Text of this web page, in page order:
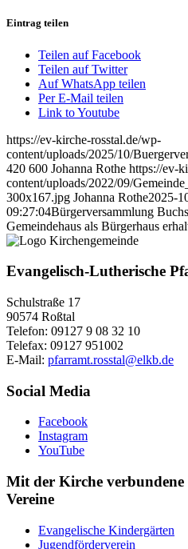
Eintrag teilen
Teilen auf Facebook
Teilen auf Twitter
Auf WhatsApp teilen
Per E-Mail teilen
Link to Youtube
https://ev-kirche-rosstal.de/wp-
content/uploads/2025/10/
420 600 Johanna Rothe https://ev-
content/uploads/2022/09/
300x167.jpg Johanna Rothe2025-
09:27:04Bürgerversammlung
Gemeindehaus als Bürgerhaus
Evangelisch-Lutherische
Schulstraße 17
90574 Roßtal
Telefon: 09127 9 08 32 10
Telefax: 09127 951002
E-Mail: pfarramt.rosstal@elkb.de
Social Media
Facebook
Instagram
YouTube
Mit der Kirche
Vereine
Evangelische Kindergärten
Jugendförderverein